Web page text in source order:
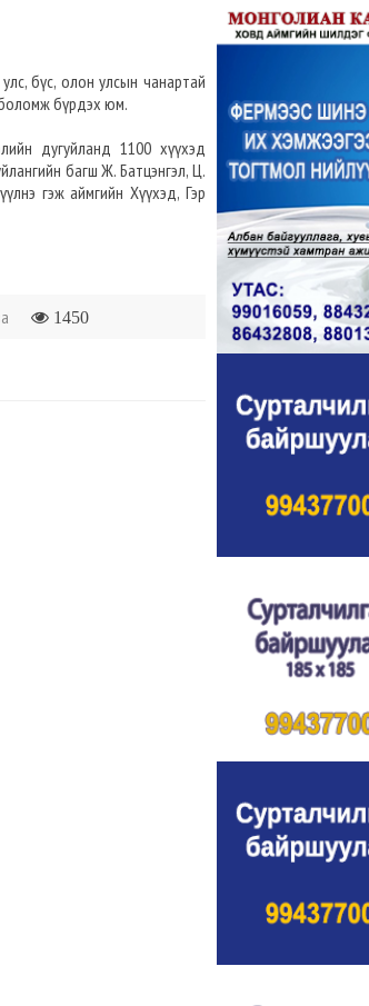
бүс, олон улсын чанартай
боломж бүрдэх юм.
дугуйланд 1100 хүүхэд
багш Ж. Батцэнгэл, Ц.
гэж аймгийн Хүүхэд, Гэр
1450